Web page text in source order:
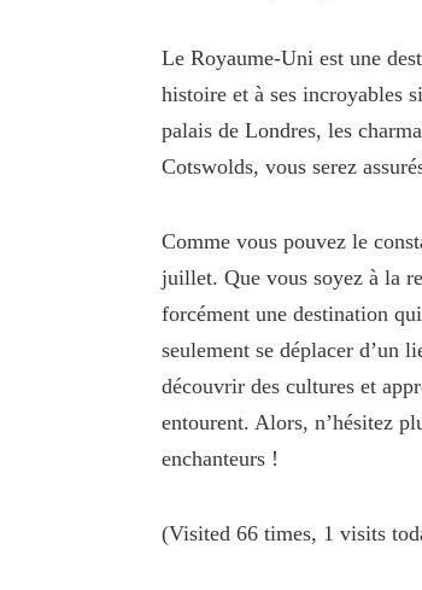
Le Royaume-Uni est une
histoire et à ses incroyables
palais de Londres, les
Cotswolds, vous serez
Comme vous pouvez le
juillet. Que vous soyez à la
forcément une destination
seulement se déplacer d’un
découvrir des cultures et
entourent. Alors, n’hésitez
enchanteurs !
(Visited 66 times, 1 visits